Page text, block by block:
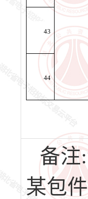
43
44
备注
某包